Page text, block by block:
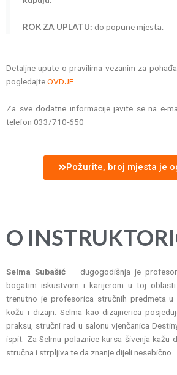
ROK ZA UPLATU: do popune mjesta.
Detaljne upute o pravilima vezanim za
pogledajteOVDJE.
Za sve dodatne informacije javite se na e-
telefon 033/710-650
Požurite, broj mjesta je
O
Selma Subašić – dugogodišnja je
bogatim iskustvom i karijerom u toj
trenutno je profesorica stručnih predmeta u
kožu i dizajn. Selma kao dizajnerica
praksu, stručni rad u salonu vjenčanica
ispit. Za Selmu polaznice kursa šivenja kažu
stručna i strpljiva te da znanje dijeli nesebično.